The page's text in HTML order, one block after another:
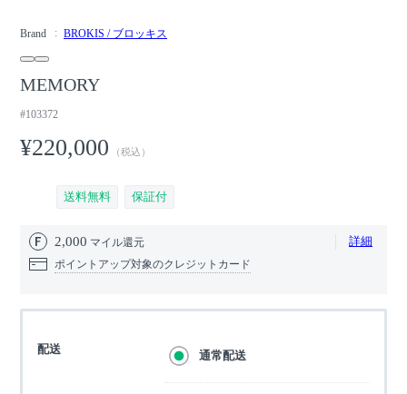
Brand BROKIS / ブロッキス
MEMORY
#103372
¥220,000 （税込）
送料無料 保証付
2,000 マイル還元 詳細
ポイントアップ対象のクレジットカード
配送 通常配送